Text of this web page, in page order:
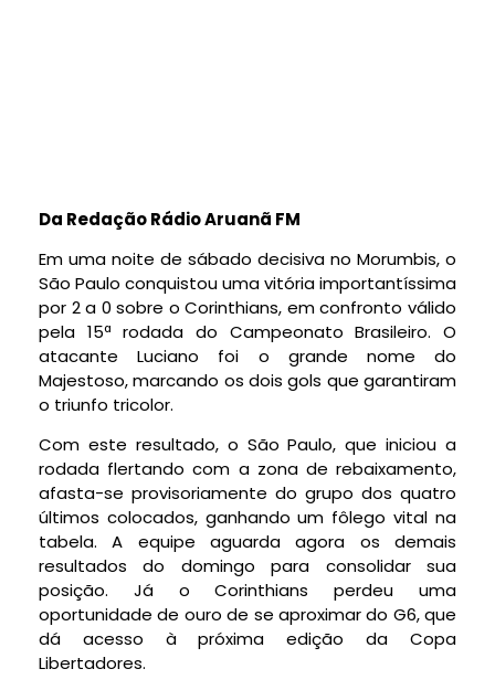
Da Redação Rádio Aruanã FM
Em uma noite de sábado decisiva no Morumbis, o
São Paulo conquistou uma vitória importantíssima
por 2 a 0 sobre o Corinthians, em confronto válido
pela 15ª rodada do Campeonato Brasileiro. O
atacante Luciano foi o grande nome do
Majestoso, marcando os dois gols que garantiram
o triunfo tricolor.
Com este resultado, o São Paulo, que iniciou a
rodada flertando com a zona de rebaixamento,
afasta-se provisoriamente do grupo dos quatro
últimos colocados, ganhando um fôlego vital na
tabela. A equipe aguarda agora os demais
resultados do domingo para consolidar sua
posição. Já o Corinthians perdeu uma
oportunidade de ouro de se aproximar do G6, que
dá acesso à próxima edição da Copa
Libertadores.